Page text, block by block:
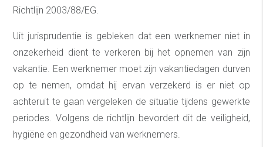
Richtlijn 2003/88/EG.
Uit jurisprudentie is gebleken dat een werknemer niet in
onzekerheid dient te verkeren bij het opnemen van zijn
vakantie. Een werknemer moet zijn vakantiedagen durven
op te nemen, omdat hij ervan verzekerd is er niet op
achteruit te gaan vergeleken de situatie tijdens gewerkte
periodes. Volgens de richtlijn bevordert dit de veiligheid,
hygiëne en gezondheid van werknemers.